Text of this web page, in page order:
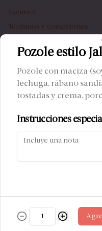
Sucursal
Términos y condiciones
Instagram
Facebook
Iniciar sesión
Pozole estilo
Pozole con maciza
lechuga, rábano
tostadas y crema.
Instrucciones